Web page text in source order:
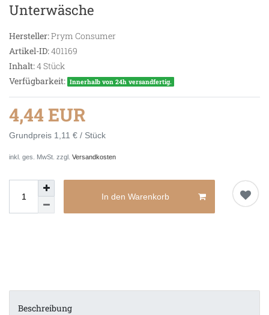
Unterwäsche
Hersteller:Prym Consumer
Artikel-ID:401169
Inhalt:4Stück
Verfügbarkeit: Innerhalb von 24h versandfertig.
4,44 EUR
Grundpreis 1,11 € / Stück
inkl. ges. MwSt. zzgl. Versandkosten
In den Warenkorb
Beschreibung